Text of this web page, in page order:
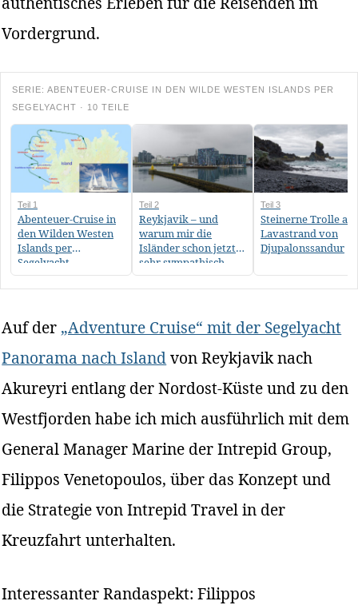
Vordergrund.
SERIE: ABENTEUER-CRUISE IN DEN WILDE WESTEN ISLANDS PER
SEGELYACHT · 10 TEILE
Teil 1
Abenteuer-Cruise in
den Wilden Westen
Islands per
Segelyacht
Teil 2
Reykjavik – und
warum mir die
Isländer schon jetzt
sehr sympathisch
sind
Teil 3
Steinerne Trolle am
Lavastrand von
Djupalonssandur
Auf der „Adventure Cruise“ mit der Segelyacht
Panorama nach Islandvon Reykjavik nach
Akureyri entlang der Nordost-Küste und zu den
Westfjorden habe ich mich ausführlich mit dem
General Manager Marine der Intrepid Group,
Filippos Venetopoulos, über das Konzept und
die Strategie von Intrepid Travel in der
Kreuzfahrt unterhalten.
Interessanter Randaspekt: Filippos